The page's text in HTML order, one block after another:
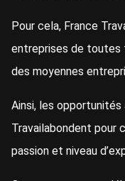
Pour cela, France
entreprises de toutes
des moyennes
Ainsi, les opportunités
Travailabondent pour
passion et niveau